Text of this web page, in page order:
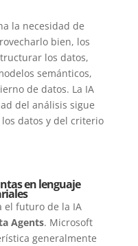
la necesidad de
bien, los
los datos,
semánticos,
de datos. La IA
del análisis sigue
datos y del criterio
en lenguaje
el futuro de la IA
Agents. Microsoft
generalmente